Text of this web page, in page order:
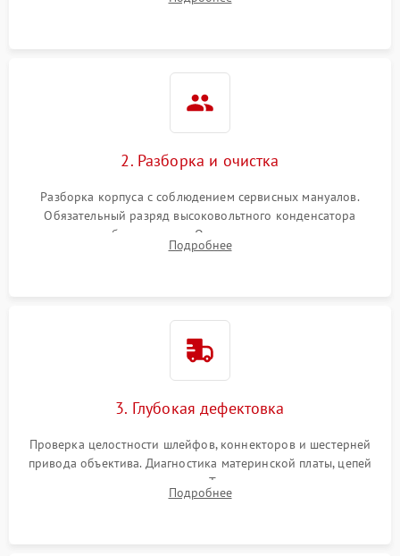
матрицы и затвора, проверка работы автофокуса и вспышки.
2. Разборка и очистка
Разборка корпуса с соблюдением сервисных мануалов.
Обязательный разряд высоковольтного конденсатора
вспышки для безопасности. Очистка внутренних узлов от
пыли, песка и следов влаги с помощью спецсредств.
Подробнее
3. Глубокая дефектовка
Проверка целостности шлейфов, коннекторов и шестерней
привода объектива. Диагностика материнской платы, цепей
питания и картоприемника. Тестирование механизма
затвора и блока внутрикамерной стабилизации.
Подробнее